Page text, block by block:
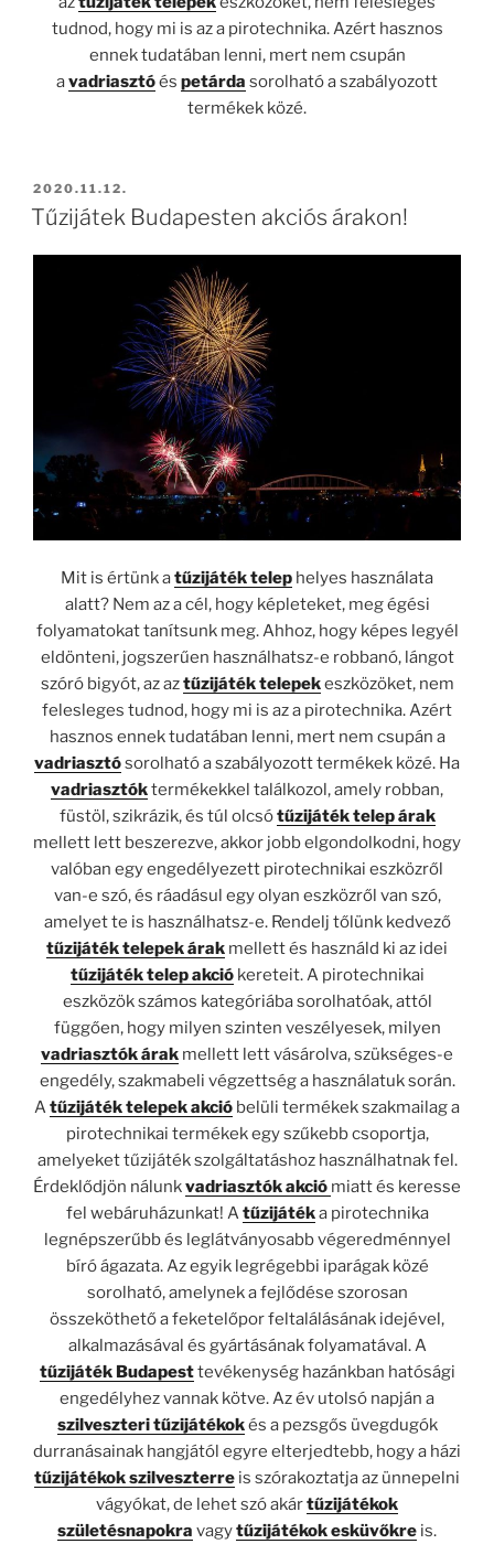
tudnod, hogy mi is az a pirotechnika. Azért hasznos
ennek tudatában lenni, mert nem csupán
avadriasztóés petárda sorolható a szabályozott
termékek közé.
BEKÜLDVE:
2020.11.12.
Tűzijátek Budapesten akciós árakon!
Mit is értünk atűzijáték telep helyes használata
alatt? Nem az a cél, hogy képleteket, meg égési
folyamatokat tanítsunk meg. Ahhoz, hogy képes legyél
eldönteni, jogszerűen használhatsz-e robbanó, lángot
szóró bigyót, az aztűzijáték telepekeszközöket, nem
felesleges tudnod, hogy mi is az a pirotechnika. Azért
hasznos ennek tudatában lenni, mert nem csupán a
vadriasztósorolható a szabályozott termékek közé. Ha
vadriasztóktermékekkel találkozol, amely robban,
füstöl, szikrázik, és túl olcsótűzijáték telep árak
mellett lett beszerezve, akkor jobb elgondolkodni, hogy
valóban egy engedélyezett pirotechnikai eszközről
van-e szó, és ráadásul egy olyan eszközről van szó,
amelyet te is használhatsz-e. Rendelj tőlünk kedvező
tűzijáték telepek árak mellett és használd ki az idei
tűzijáték telep akciókereteit. A pirotechnikai
eszközök számos kategóriába sorolhatóak, attól
függően, hogy milyen szinten veszélyesek, milyen
vadriasztók árak mellett lett vásárolva, szükséges-e
engedély, szakmabeli végzettség a használatuk során.
A tűzijáték telepek akció belüli termékek szakmailag a
pirotechnikai termékek egy szűkebb csoportja,
amelyeket tűzijáték szolgáltatáshoz használhatnak fel.
Érdeklődjön nálunkvadriasztók akció miatt és keresse
fel webáruházunkat! A tűzijátéka pirotechnika
legnépszerűbb és leglátványosabb végeredménnyel
bíró ágazata. Az egyik legrégebbi iparágak közé
sorolható, amelynek a fejlődése szorosan
összeköthető a feketelőpor feltalálásának idejével,
alkalmazásával és gyártásának folyamatával. A
tűzijáték Budapesttevékenység hazánkban hatósági
engedélyhez vannak kötve. Az év utolsó napján a
szilveszteri tűzijátékokés a pezsgős üvegdugók
durranásainak hangjától egyre elterjedtebb, hogy a házi
tűzijátékok szilveszterre is szórakoztatja az ünnepelni
vágyókat, de lehet szó akártűzijátékok
születésnapokra vagytűzijátékok esküvőkre is.